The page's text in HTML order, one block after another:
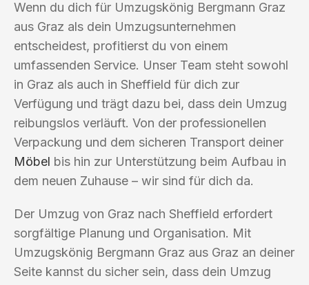
Wenn du dich für Umzugskönig Bergmann Graz
aus Graz als dein Umzugsunternehmen
entscheidest, profitierst du von einem
umfassenden Service. Unser Team steht sowohl
in Graz als auch in Sheffield für dich zur
Verfügung und trägt dazu bei, dass dein Umzug
reibungslos verläuft. Von der professionellen
Verpackung und dem sicheren Transport deiner
Möbel bis hin zur Unterstützung beim Aufbau in
dem neuen Zuhause – wir sind für dich da.
Der Umzug von Graz nach Sheffield erfordert
sorgfältige Planung und Organisation. Mit
Umzugskönig Bergmann Graz aus Graz an deiner
Seite kannst du sicher sein, dass dein Umzug